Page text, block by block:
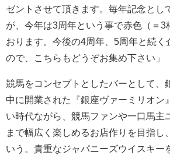
ゼントさせて頂きます。毎年記念とし
が、今年は3周年という事で赤色（＝3
おります。今後の4周年、5周年と続く
ので、こちらもどうぞお集め下さい」
競馬をコンセプトとしたバーとして、
中に開業された『銀座ヴァーミリオン
い時代ながら、競馬ファンや一口馬主
まで幅広く楽しめるお店作りを目指し
いう。貴重なジャパニーズウイスキー